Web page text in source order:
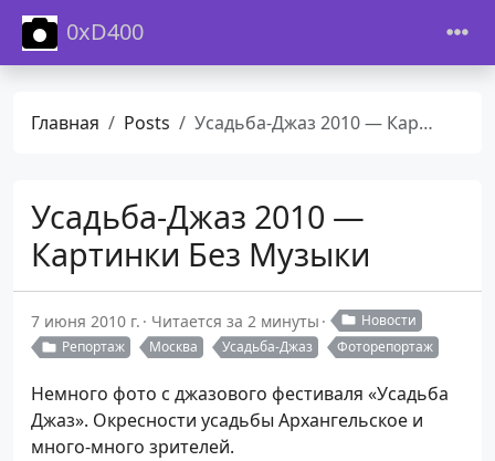
0xD400
Главная Posts Усадьба-Джаз 2010 — Картинки Без Музыки
Усадьба-Джаз 2010 —
Картинки Без Музыки
7 июня 2010 г. Читается за 2 минуты
Новости
Репортаж
Москва Уcадьба-Джаз Фоторепортаж
Немного фото с джазового фестиваля «Усадьба
Джаз». Окресности усадьбы Архангельское и
много-много зрителей.